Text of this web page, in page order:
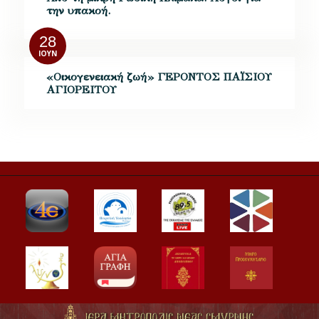
την υπακοή.
28
ΙΟΎΝ
«Οικογενειακή ζωή» ΓΕΡΟΝΤΟΣ ΠΑΪΣΙΟΥ
ΑΓΙΟΡΕΙΤΟΥ